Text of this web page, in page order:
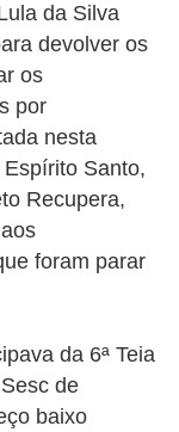
da Silva
devolver os
os
por
nesta
Santo,
Recupera,
foram parar
da 6ª Teia
de
baixo